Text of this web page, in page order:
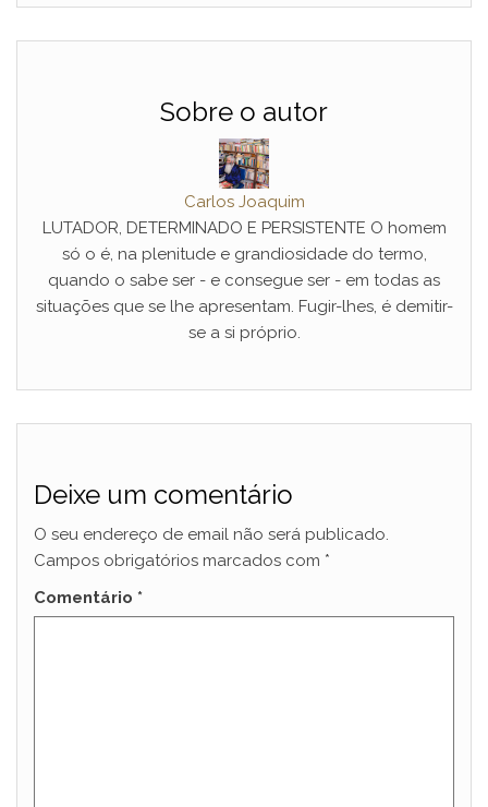
Sobre o autor
Carlos Joaquim
LUTADOR, DETERMINADO E PERSISTENTE O homem
só o é, na plenitude e grandiosidade do termo,
quando o sabe ser - e consegue ser - em todas as
situações que se lhe apresentam. Fugir-lhes, é demitir-
se a si próprio.
Deixe um comentário
O seu endereço de email não será publicado.
Campos obrigatórios marcados com *
Comentário *